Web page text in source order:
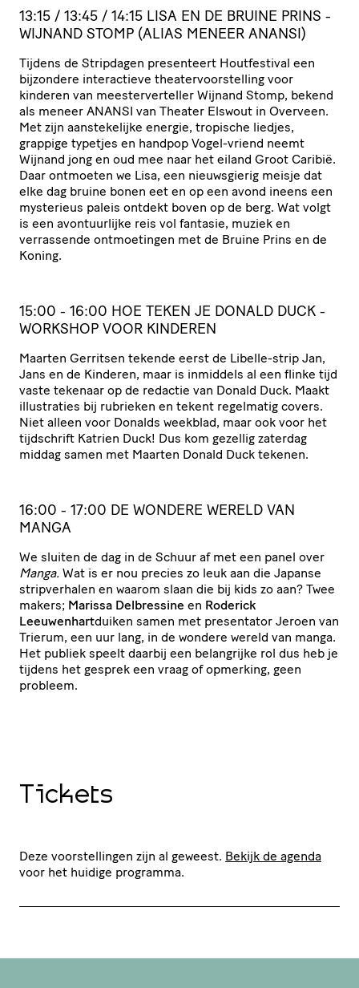
13:15 / 13:45 / 14:15 LISA EN DE BRUINE PRINS -
WIJNAND STOMP (ALIAS MENEER ANANSI)
Tijdens de Stripdagen presenteert Houtfestival een
bijzondere interactieve theatervoorstelling voor
kinderen van meesterverteller Wijnand Stomp, bekend
als meneer ANANSI van Theater Elswout in Overveen.
Met zijn aanstekelijke energie, tropische liedjes,
grappige typetjes en handpop Vogel-vriend neemt
Wijnand jong en oud mee naar het eiland Groot Caribië.
Daar ontmoeten we Lisa, een nieuwsgierig meisje dat
elke dag bruine bonen eet en op een avond ineens een
mysterieus paleis ontdekt boven op de berg. Wat volgt
is een avontuurlijke reis vol fantasie, muziek en
verrassende ontmoetingen met de Bruine Prins en de
Koning.
15:00 - 16:00 HOE TEKEN JE DONALD DUCK -
WORKSHOP VOOR KINDEREN
Maarten Gerritsen tekende eerst de Libelle-strip Jan,
Jans en de Kinderen, maar is inmiddels al een flinke tijd
vaste tekenaar op de redactie van Donald Duck. Maakt
illustraties bij rubrieken en tekent regelmatig covers.
Niet alleen voor Donalds weekblad, maar ook voor het
tijdschrift Katrien Duck! Dus kom gezellig zaterdag
middag samen met Maarten Donald Duck tekenen.
16:00 - 17:00 DE WONDERE WERELD VAN
MANGA
We sluiten de dag in de Schuur af met een panel over
Manga. Wat is er nou precies zo leuk aan die Japanse
stripverhalen en waarom slaan die bij kids zo aan? Twee
makers; Marissa Delbressine en Roderick
Leeuwenhartduiken samen met presentator Jeroen van
Trierum, een uur lang, in de wondere wereld van manga.
Het publiek speelt daarbij een belangrijke rol dus heb je
tijdens het gesprek een vraag of opmerking, geen
probleem.
Tickets
Deze voorstellingen zijn al geweest. Bekijk de agenda
voor het huidige programma.